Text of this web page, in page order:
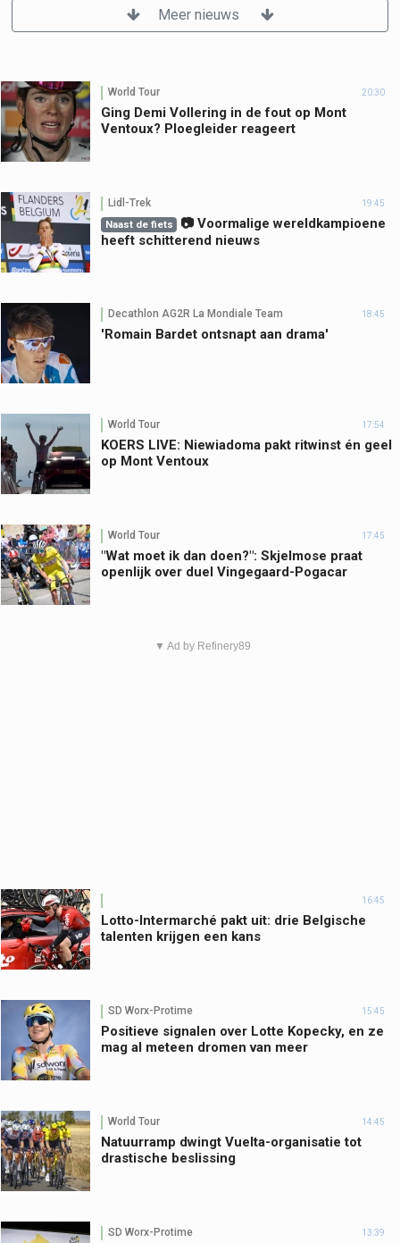
Meer nieuws
World Tour 20:30
Ging Demi Vollering in de fout op Mont
Ventoux? Ploegleider reageert
Lidl-Trek 19:45
Naast de fiets
📷 Voormalige wereldkampioene
heeft schitterend nieuws
Decathlon AG2R La Mondiale Team 18:45
'Romain Bardet ontsnapt aan drama'
World Tour 17:54
KOERS LIVE: Niewiadoma pakt ritwinst én geel
op Mont Ventoux
World Tour 17:45
"Wat moet ik dan doen?": Skjelmose praat
openlijk over duel Vingegaard-Pogacar
▼ Ad by Refinery89
16:45
Lotto-Intermarché pakt uit: drie Belgische
talenten krijgen een kans
SD Worx-Protime 15:45
Positieve signalen over Lotte Kopecky, en ze
mag al meteen dromen van meer
World Tour 14:45
Natuurramp dwingt Vuelta-organisatie tot
drastische beslissing
SD Worx-Protime 13:39